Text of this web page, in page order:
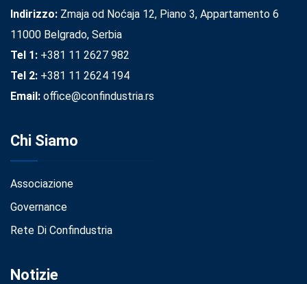
Indirizzo: Zmaja od Noćaja 12, Piano 3, Appartamento 6
11000 Belgrado, Serbia
Tel 1: +381 11 2627 982
Tel 2: +381 11 2624 194
Email: office@confindustria.rs
Chi Siamo
Associazione
Governance
Rete Di Confindustria
Notizie